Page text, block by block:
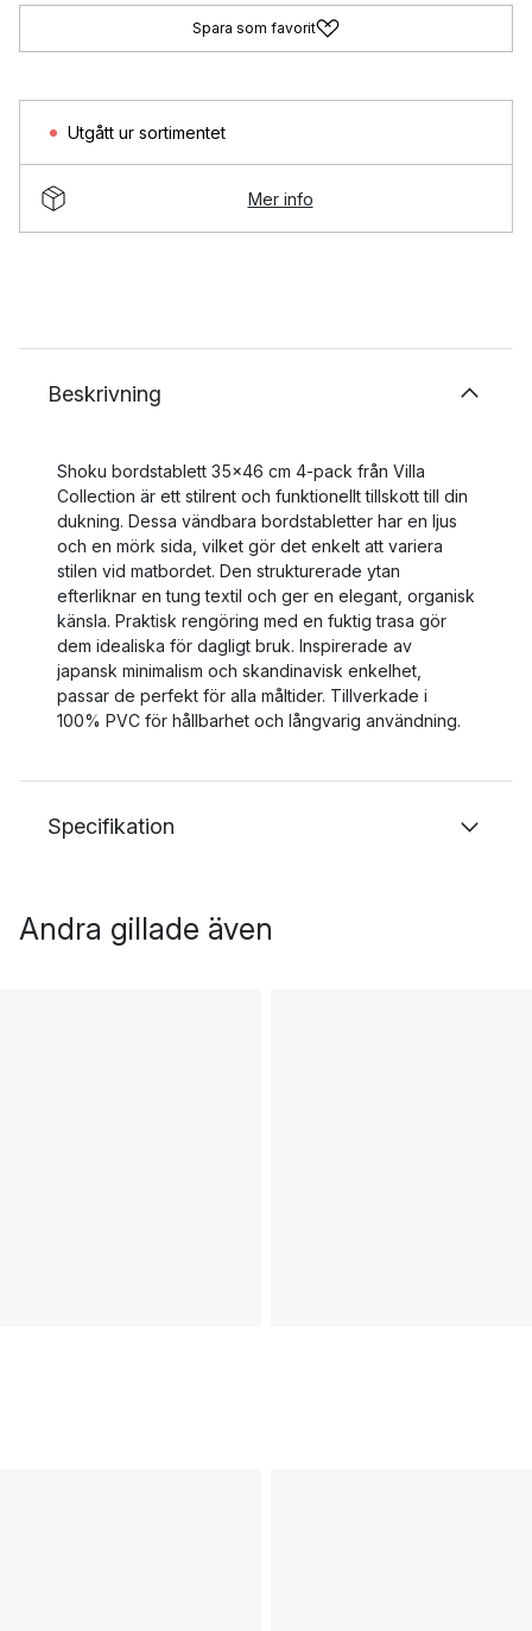
Spara som favorit
Utgått ur sortimentet
Mer info
Beskrivning
Shoku bordstablett 35x46 cm 4-pack från Villa
Collection är ett stilrent och funktionellt tillskott till din
dukning. Dessa vändbara bordstabletter har en ljus
och en mörk sida, vilket gör det enkelt att variera
stilen vid matbordet. Den strukturerade ytan
efterliknar en tung textil och ger en elegant, organisk
känsla. Praktisk rengöring med en fuktig trasa gör
dem idealiska för dagligt bruk. Inspirerade av
japansk minimalism och skandinavisk enkelhet,
passar de perfekt för alla måltider. Tillverkade i
100% PVC för hållbarhet och långvarig användning.
Specifikation
Andra gillade även